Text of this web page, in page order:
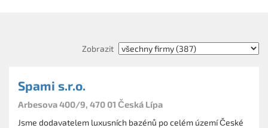
Zobrazit
Spami s.r.o.
Arbesova 400/9, 470 01 Česká Lípa
Jsme dodavatelem luxusních bazénů po celém území České